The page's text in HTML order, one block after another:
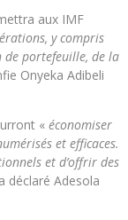
aux IMF
y compris
de portefeuille, de la
Onyeka Adibeli
« économiser
et efficaces.
et d’offrir des
déclaré Adesola